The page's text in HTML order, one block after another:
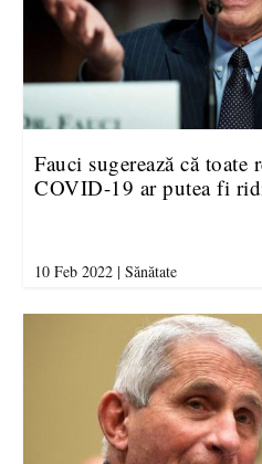
Fauci sugerează că toate
COVID-19 ar putea fi
10 Feb 2022 |Sănătate